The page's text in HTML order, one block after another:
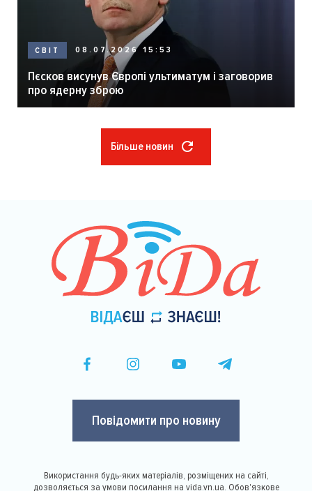
СВІТ 08.07.2026 15:53
Пєсков висунув Європі ультиматум і заговорив
про ядерну зброю
Більше новин
Повідомити про новину
Використання будь-яких матеріалів, розміщених на сайті,
дозволяється за умови посилання на vida.vn.ua. Обов'язкове